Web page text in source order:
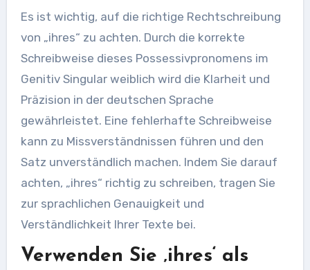
Es ist wichtig, auf die richtige Rechtschreibung
von „ihres“ zu achten. Durch die korrekte
Schreibweise dieses Possessivpronomens im
Genitiv Singular weiblich wird die Klarheit und
Präzision in der deutschen Sprache
gewährleistet. Eine fehlerhafte Schreibweise
kann zu Missverständnissen führen und den
Satz unverständlich machen. Indem Sie darauf
achten, „ihres“ richtig zu schreiben, tragen Sie
zur sprachlichen Genauigkeit und
Verständlichkeit Ihrer Texte bei.
Verwenden Sie ‚ihres‘ als